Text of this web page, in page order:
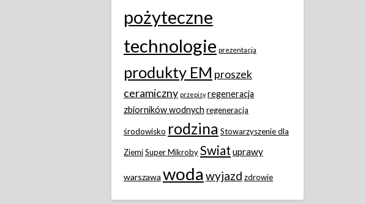
pożyteczne
technologie prezentacja
produkty EM proszek
ceramiczny przepisy regeneracja
zbiorników wodnych regeneracja
środowisko rodzina Stowarzyszenie dla
ZiemiSuper MikrobySwiat uprawy
warszawa woda wyjazd zdrowie